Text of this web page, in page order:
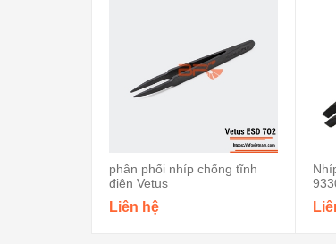
phân phối nhíp chống tĩnh
điện Vetus
Liên hệ